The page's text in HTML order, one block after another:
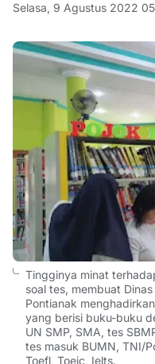
Selasa, 9 Agustus 2022
Tingginya minat
soal tes, membuat
Pontianak
yang berisi buku-buku
UN SMP, SMA, tes
tes masuk BUMN, TNI/
Toefl, Toeic, Ielts.